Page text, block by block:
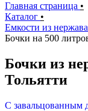
Главная страница •
Каталог •
Емкости из
Бочки на 500
Бочки из
Тольятти
С завальцованным